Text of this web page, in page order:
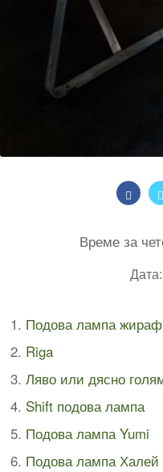
Време за
Подова лампа жираф
Riga
Ляво или дясно
Shift подова лампа
Подова лампа Yumi
Подова лампа Халей